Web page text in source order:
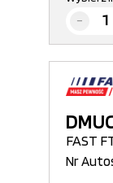
FAST
Nr